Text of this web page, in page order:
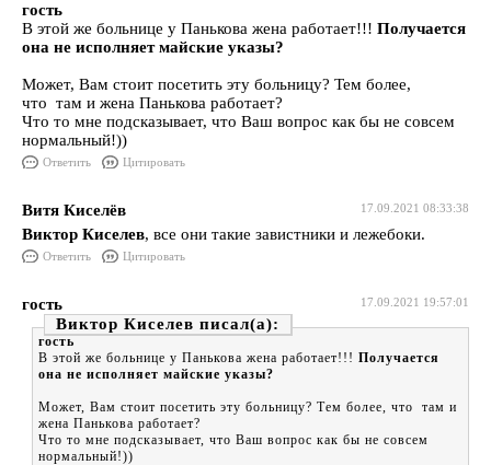
гость
В этой же больнице у Панькова жена работает!!! Получается
она не исполняет майские указы?
Может, Вам стоит посетить эту больницу? Тем более,
что там и жена Панькова работает?
Что то мне подсказывает, что Ваш вопрос как бы не совсем
нормальный!))
Ответить Цитировать
17.09.2021 08:33:38
Витя Киселёв
Виктор Киселев, все они такие завистники и лежебоки.
Ответить Цитировать
17.09.2021 19:57:01
гость
Виктор Киселев
гость
В этой же больнице у Панькова жена работает!!! Получается
она не исполняет майские указы?
Может, Вам стоит посетить эту больницу? Тем более, что там и
жена Панькова работает?
Что то мне подсказывает, что Ваш вопрос как бы не совсем
нормальный!))